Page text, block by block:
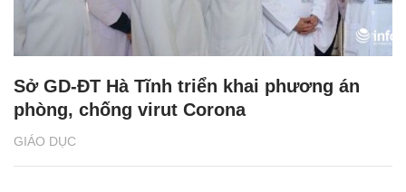
GIÁO DỤC
Sở GD-ĐT Hà Tĩnh triển khai phương án
phòng, chống virut Corona